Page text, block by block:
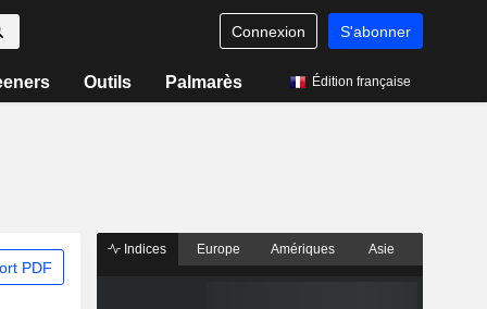
Connexion S'abonner
Outils Palmarès Édition française
PDF
Indices Europe Amériques Asie